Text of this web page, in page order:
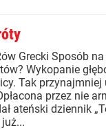
Grecki Sposób
Wykopanie
Tak przynajmniej
przez nie
ateński dziennik